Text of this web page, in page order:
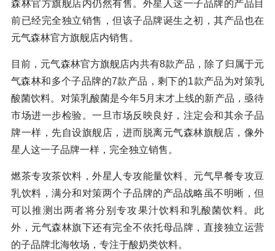
森林官方旗舰店内仍然有售。外星人这一子品牌的产品目
前已经完全独立销售，但该子品牌诞生之初，其产品也在
元气森林官方旗舰店内销售。
目前，元气森林官方旗舰店内共有8款产品，除了归属于元
气森林和多个子品牌的7款产品，剩下的1款产品为对策乳
酸菌饮料。对策乳酸菌是今年5月末才上线的新产品，亟待
市场进一步检验。一旦市场反映良好，注定会和其余子品
牌一样，先自设旗舰店，进而脱离元气森林旗舰店，像外
星人这一子品牌一样，完全独立销售。
燃茶专攻茶饮料，外星人专攻能量饮料、元气早餐专攻豆
乳饮料，满分和对策两个子品牌的产品战略虽不明晰，但
可以推测出两者将分别专攻果汁饮料和乳酸菌饮料。此
外，元气森林旗下还有完全不依托母品牌，直接独立运营
的子品牌北海牧场，专注于酸奶类饮料。